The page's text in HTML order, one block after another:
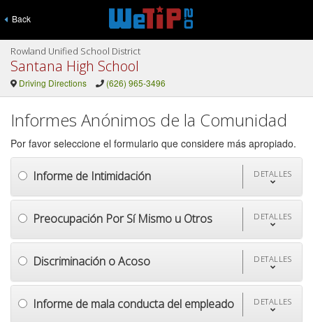
Back
Rowland Unified School District
Santana High School
Driving Directions (626) 965-3496
Informes Anónimos de la Comunidad
Por favor seleccione el formulario que considere más apropiado.
Informe de Intimidación DETALLES
Preocupación Por Sí Mismo u Otros DETALLES
Discriminación o Acoso DETALLES
Informe de mala conducta del empleado DETALLES